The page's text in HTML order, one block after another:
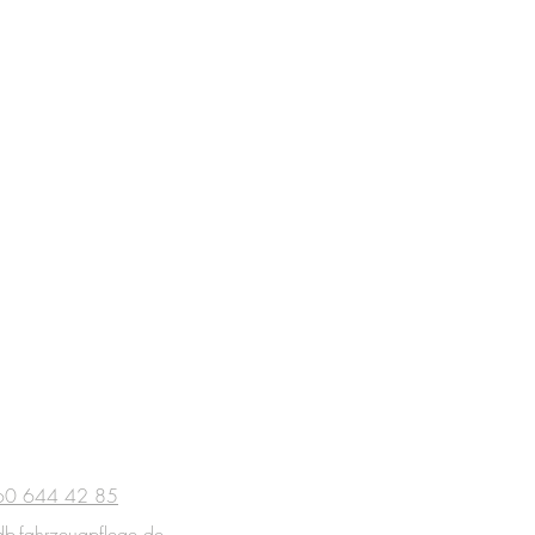
644 42 85